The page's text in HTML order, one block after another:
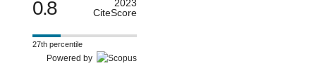
0.8
2023
CiteScore
27th percentile
Powered by